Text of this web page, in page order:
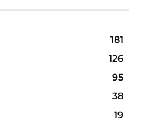
181
126
95
38
19